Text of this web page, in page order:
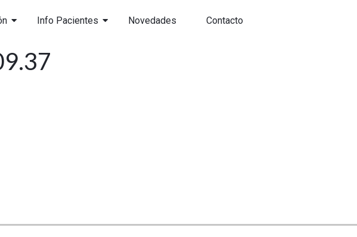
Info Pacientes Novedades Contacto